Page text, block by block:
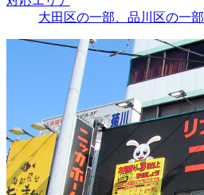
大田区の一部、品川区の一部